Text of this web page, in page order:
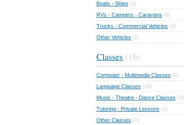
Boats - Ships (0)
RVs - Campers - Caravans (0)
Trucks - Commercial Vehicles (0)
Other Vehicles (0)
Classes (16)
Computer - Multimedia Classes (0)
Language Classes (16)
Music - Theatre - Dance Classes (0)
Tutoring - Private Lessons (0)
Other Classes (0)